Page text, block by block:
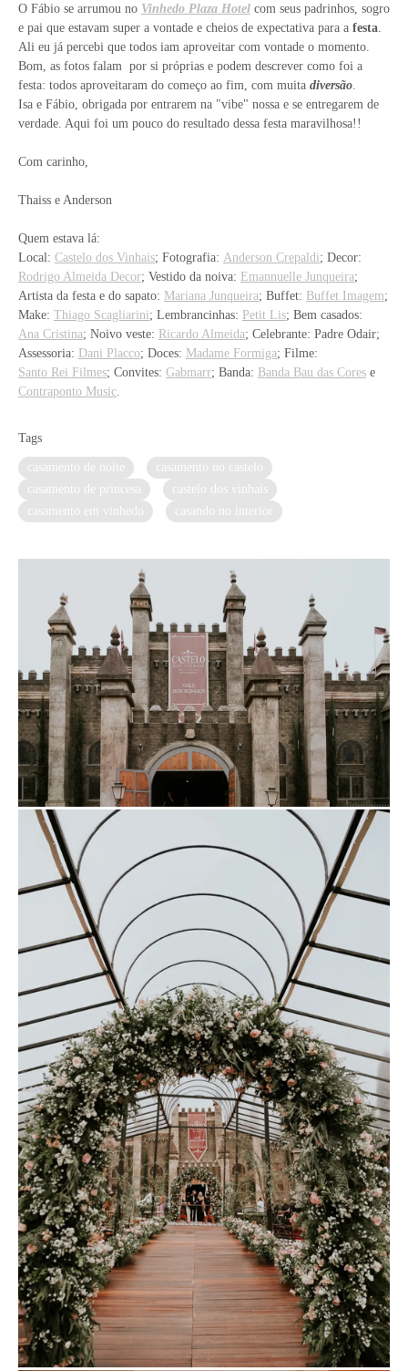
O Fábio se arrumou no Vinhedo Plaza Hotel com seus padrinhos, sogro
e pai que estavam super a vontade e cheios de expectativa para a festa
Ali eu já percebi que todos iam aproveitar com vontade o momento.
Bom, as fotos falam por si próprias e podem descrever como foi a
festa: todos aproveitaram do começo ao fim, com muita diversão
Isa e Fábio, obrigada por entrarem na "vibe" nossa e se entregarem de
verdade. Aqui foi um pouco do resultado dessa festa maravilhosa!!
Com carinho,
Thaiss e Anderson
Quem estava lá:
Local: Castelo dos Vinhais; Fotografia: Anderson Crepaldi; Decor:
Rodrigo Almeida Decor; Vestido da noiva: Emannuelle Junqueira;
Artista da festa e do sapato: Mariana Junqueira; Buffet: Buffet Imagem;
Make: Thiago Scagliarini; Lembrancinhas: Petit Lis; Bem casados:
Ana Cristina; Noivo veste: Ricardo Almeida; Celebrante: Padre Odair;
Assessoria: Dani Placco; Doces: Madame Formiga; Filme:
Santo Rei Filmes; Convites: Gabmarr; Banda: Banda Bau das Cores e
Contraponto Music
Tags
casamento de noite
casamento no castelo
casamento de princesa
castelo dos vinhais
casamento em vinhedo
casando no interior